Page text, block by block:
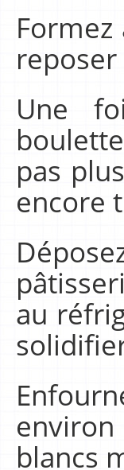
Une
pas
encore
au
blancs